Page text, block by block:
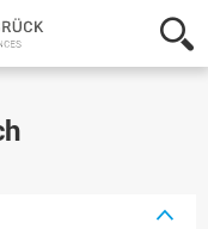
Hochschule
Osnabrück
-